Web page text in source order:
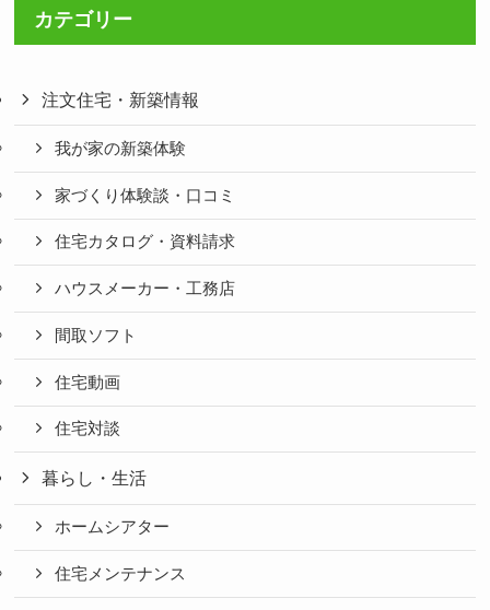
カテゴリー
注文住宅・新築情報
我が家の新築体験
家づくり体験談・口コミ
住宅カタログ・資料請求
ハウスメーカー・工務店
間取ソフト
住宅動画
住宅対談
暮らし・生活
ホームシアター
住宅メンテナンス